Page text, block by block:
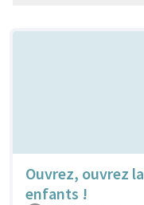
Ouvrez, ouvrez
enfants !